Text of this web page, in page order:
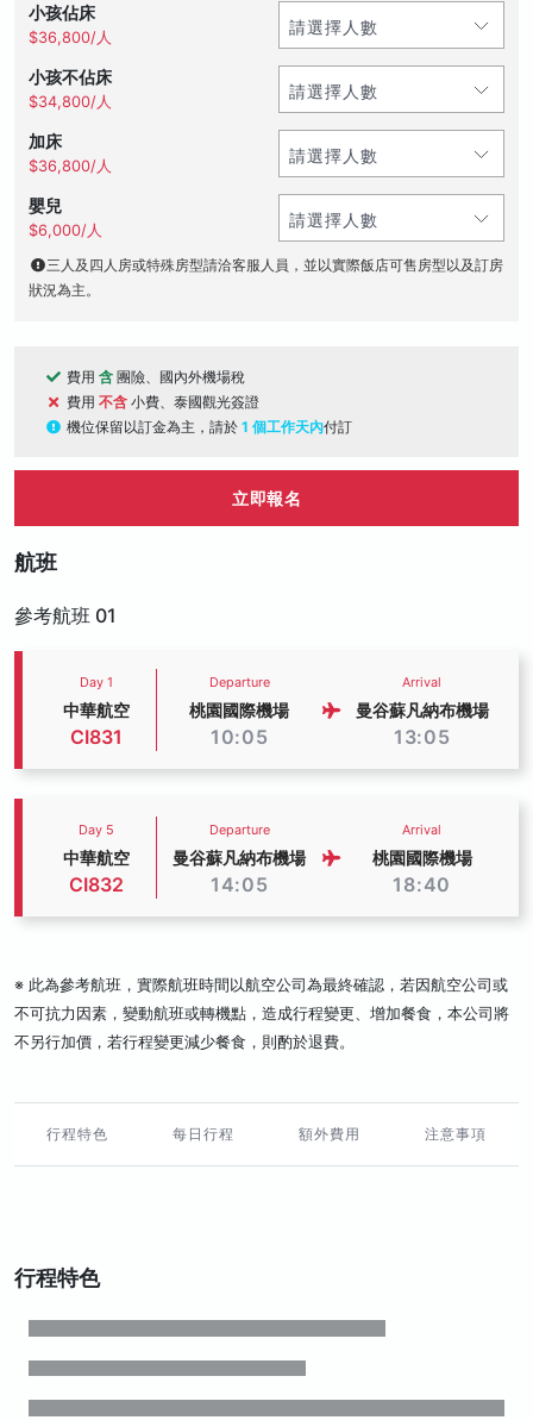
小孩佔床
$36,800/人
小孩不佔床
$34,800/人
加床
$36,800/人
嬰兒
$6,000/人
三人及四人房或特殊房型請洽客服人員，並以實際飯店可售房型以及訂房
狀況為主。
費用 含 團險、國內外機場稅
費用 不含 小費、泰國觀光簽證
機位保留以訂金為主，請於 1 個工作天內付訂
立即報名
航班
參考航班 01
Day 1
中華航空
CI831
Departure
桃園國際機場
10:05
Arrival
曼谷蘇凡納布機場
13:05
Day 5
中華航空
CI832
Departure
曼谷蘇凡納布機場
14:05
Arrival
桃園國際機場
18:40
※ 此為參考航班，實際航班時間以航空公司為最終確認，若因航空公司或
不可抗力因素，變動航班或轉機點，造成行程變更、增加餐食，本公司將
不另行加價，若行程變更減少餐食，則酌於退費。
行程特色 每日行程 額外費用 注意事項
行程特色